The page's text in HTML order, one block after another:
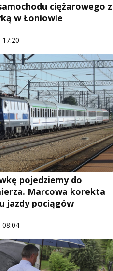
ciężarowego z
w Łoniowie
17:20
pojedziemy do
Marcowa korekta
jazdy pociągów
08:04